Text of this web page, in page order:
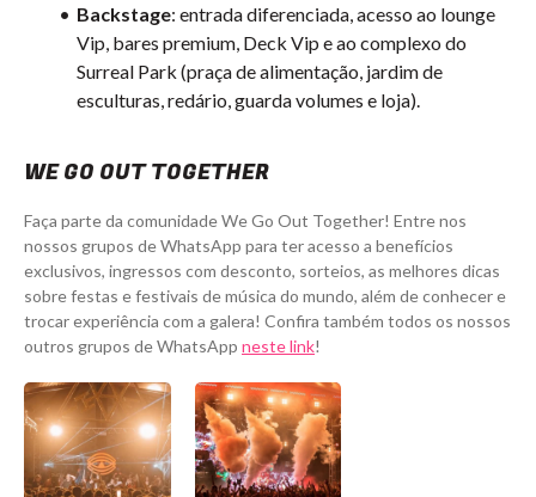
Backstage: entrada diferenciada, acesso ao lounge
Vip, bares premium, Deck Vip e ao complexo do
Surreal Park (praça de alimentação, jardim de
esculturas, redário, guarda volumes e loja).
WE GO OUT TOGETHER
Faça parte da comunidade We Go Out Together! Entre nos
nossos grupos de WhatsApp para ter acesso a benefícios
exclusivos, ingressos com desconto, sorteios, as melhores dicas
sobre festas e festivais de música do mundo, além de conhecer e
trocar experiência com a galera! Confira também todos os nossos
outros grupos de WhatsApp neste link!